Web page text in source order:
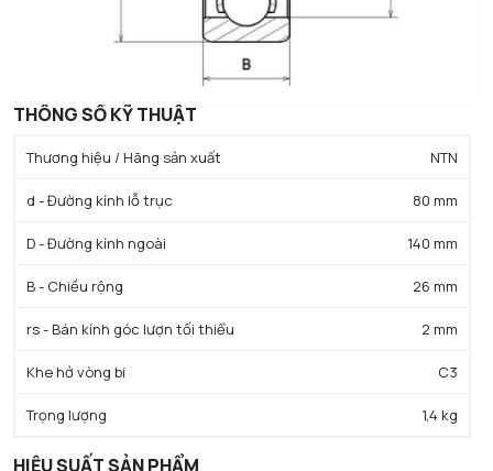
THÔNG SỐ KỸ THUẬT
Thương hiệu / Hãng sản xuất NTN
d - Đường kính lỗ trục 80 mm
D - Đường kính ngoài 140 mm
B - Chiều rộng 26 mm
rs - Bán kính góc lượn tối thiểu 2 mm
Khe hở vòng bi C3
Trọng lượng 1,4 kg
HIỆU SUẤT SẢN PHẨM